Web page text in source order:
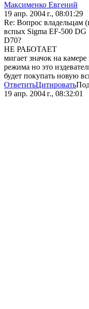
Максименко Евгений
19 апр. 2004 г., 08:01:29
Re: Вопрос владельцам
вспых Sigma EF-500 DG
D70?
НЕ РАБОТАЕТ
мигает значок на
режима но это
будет покупать новую
ОтветитьЦитировать
19 апр. 2004 г., 08:32:01